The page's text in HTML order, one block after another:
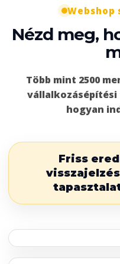
Nézd meg,
Több mint 2500
vállalkozásépítési
hogyan
Friss